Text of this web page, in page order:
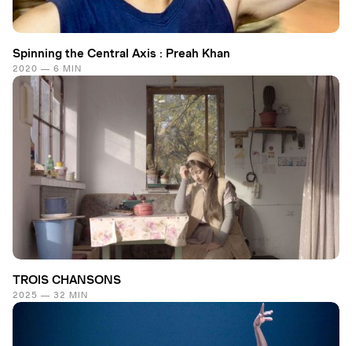
Spinning the Central Axis : Preah Khan
2020 — 6 MIN
TROIS CHANSONS
2025 — 32 MIN